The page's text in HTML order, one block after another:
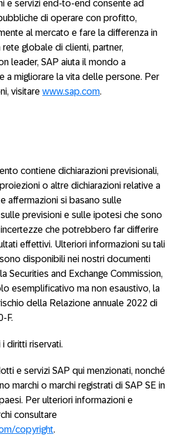
e servizi end-to-end consente ad
di operare con profitto,
al mercato e fare la differenza in
rete globale di clienti, partner,
leader, SAP aiuta il mondo a
a migliorare la vita delle persone. Per
visitare www.sap.com.
contiene dichiarazioni previsionali,
o altre dichiarazioni relative a
affermazioni si basano sulle
previsioni e sulle ipotesi che sono
che potrebbero far differire
effettivi. Ulteriori informazioni su tali
disponibili nei nostri documenti
Securities and Exchange Commission,
esemplificativo ma non esaustivo, la
della Relazione annuale 2022 di
F.
i diritti riservati.
e servizi SAP qui menzionati, nonché
marchi o marchi registrati di SAP SE in
Per ulteriori informazioni e
consultare
copyright.